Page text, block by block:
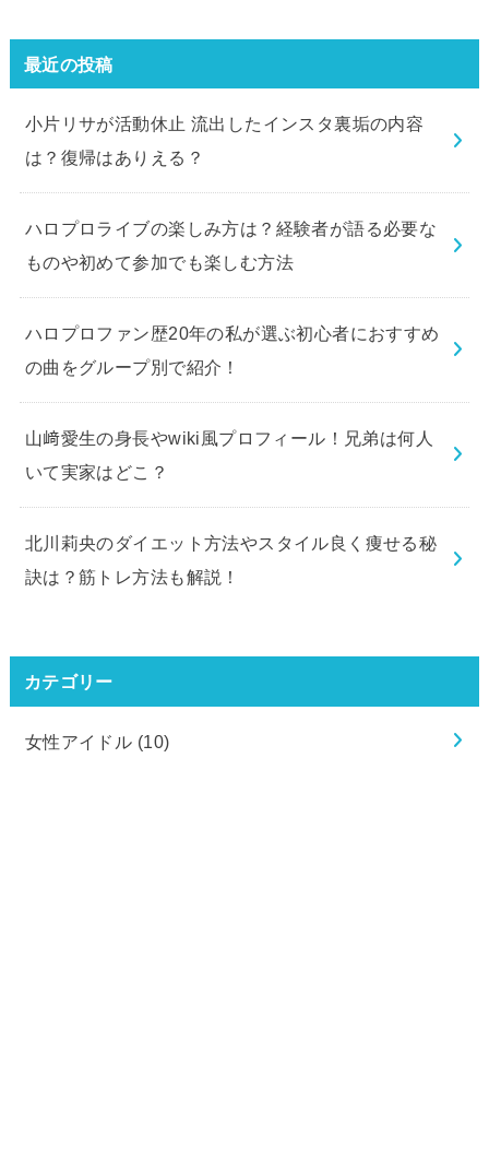
最近の投稿
小片リサが活動休止 流出したインスタ裏垢の内容
は？復帰はありえる？
ハロプロライブの楽しみ方は？経験者が語る必要な
ものや初めて参加でも楽しむ方法
ハロプロファン歴20年の私が選ぶ初心者におすすめ
の曲をグループ別で紹介！
山﨑愛生の身長やwiki風プロフィール！兄弟は何人
いて実家はどこ？
北川莉央のダイエット方法やスタイル良く痩せる秘
訣は？筋トレ方法も解説！
カテゴリー
女性アイドル (10)